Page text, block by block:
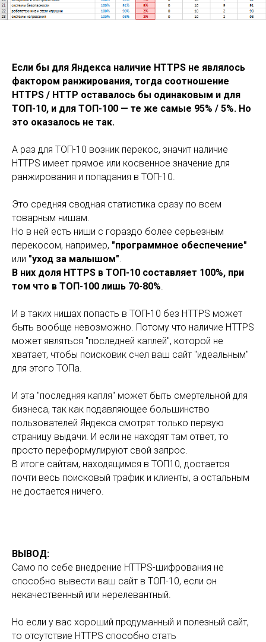
Если бы для Яндекса наличие HTTPS не являлось
фактором ранжирования, тогда соотношение
HTTPS / HTTP оставалось бы одинаковым и для
ТОП-10, и для ТОП-100 — те же самые 95% / 5%. Но
это оказалось не так.
А раз для ТОП-10 возник перекос, значит наличие
HTTPS имеет прямое или косвенное значение для
ранжирования и попадания в ТОП-10.
Это средняя сводная статистика сразу по всем
товарным нишам.
Но в ней есть ниши с гораздо более серьезным
перекосом, например, "программное обеспечение"
или "уход за малышом".
В них доля HTTPS в ТОП-10 составляет 100%, при
том что в ТОП-100 лишь 70-80%.
И в таких нишах попасть в ТОП-10 без HTTPS может
быть вообще невозможно. Потому что наличие HTTPS
может являться "последней каплей", которой не
хватает, чтобы поисковик счел ваш сайт "идеальным"
для этого ТОПа.
И эта "последняя капля" может быть смертельной для
бизнеса, так как подавляющее большинство
пользователей Яндекса смотрят только первую
страницу выдачи. И если не находят там ответ, то
просто переформулируют свой запрос.
В итоге сайтам, находящимся в ТОП10, достается
почти весь поисковый трафик и клиенты, а остальным
не достается ничего.
ВЫВОД:
Само по себе внедрение HTTPS-шифрования не
способно вывести ваш сайт в ТОП-10, если он
некачественный или нерелевантный.
Но если у вас хороший продуманный и полезный сайт,
то отсутствие HTTPS способно стать